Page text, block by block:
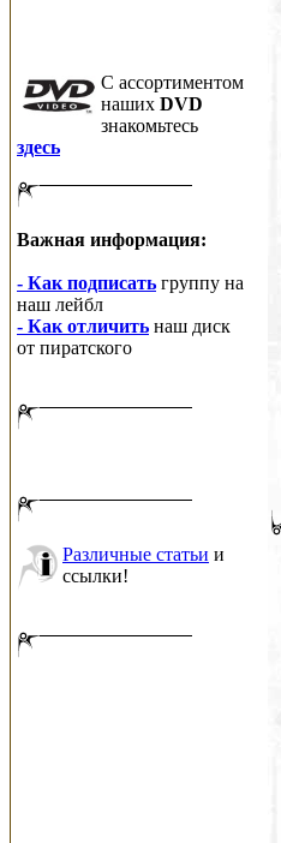
C ассортиментом
наших DVD
знакомьтесь
здесь
Важная информация:
- Как подписать группу на
наш лейбл
- Как отличить наш диск
от пиратского
Различные статьи и
ссылки!